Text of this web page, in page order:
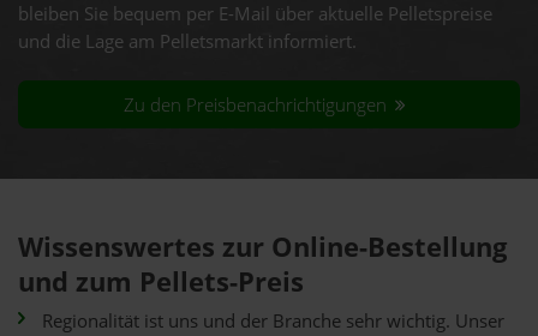
bleiben Sie bequem per E-Mail über aktuelle Pelletspreise
und die Lage am Pelletsmarkt informiert.
Zu den Preisbenachrichtigungen
Wissenswertes zur Online-Bestellung
und zum Pellets-Preis
Regionalität ist uns und der Branche sehr wichtig. Unser